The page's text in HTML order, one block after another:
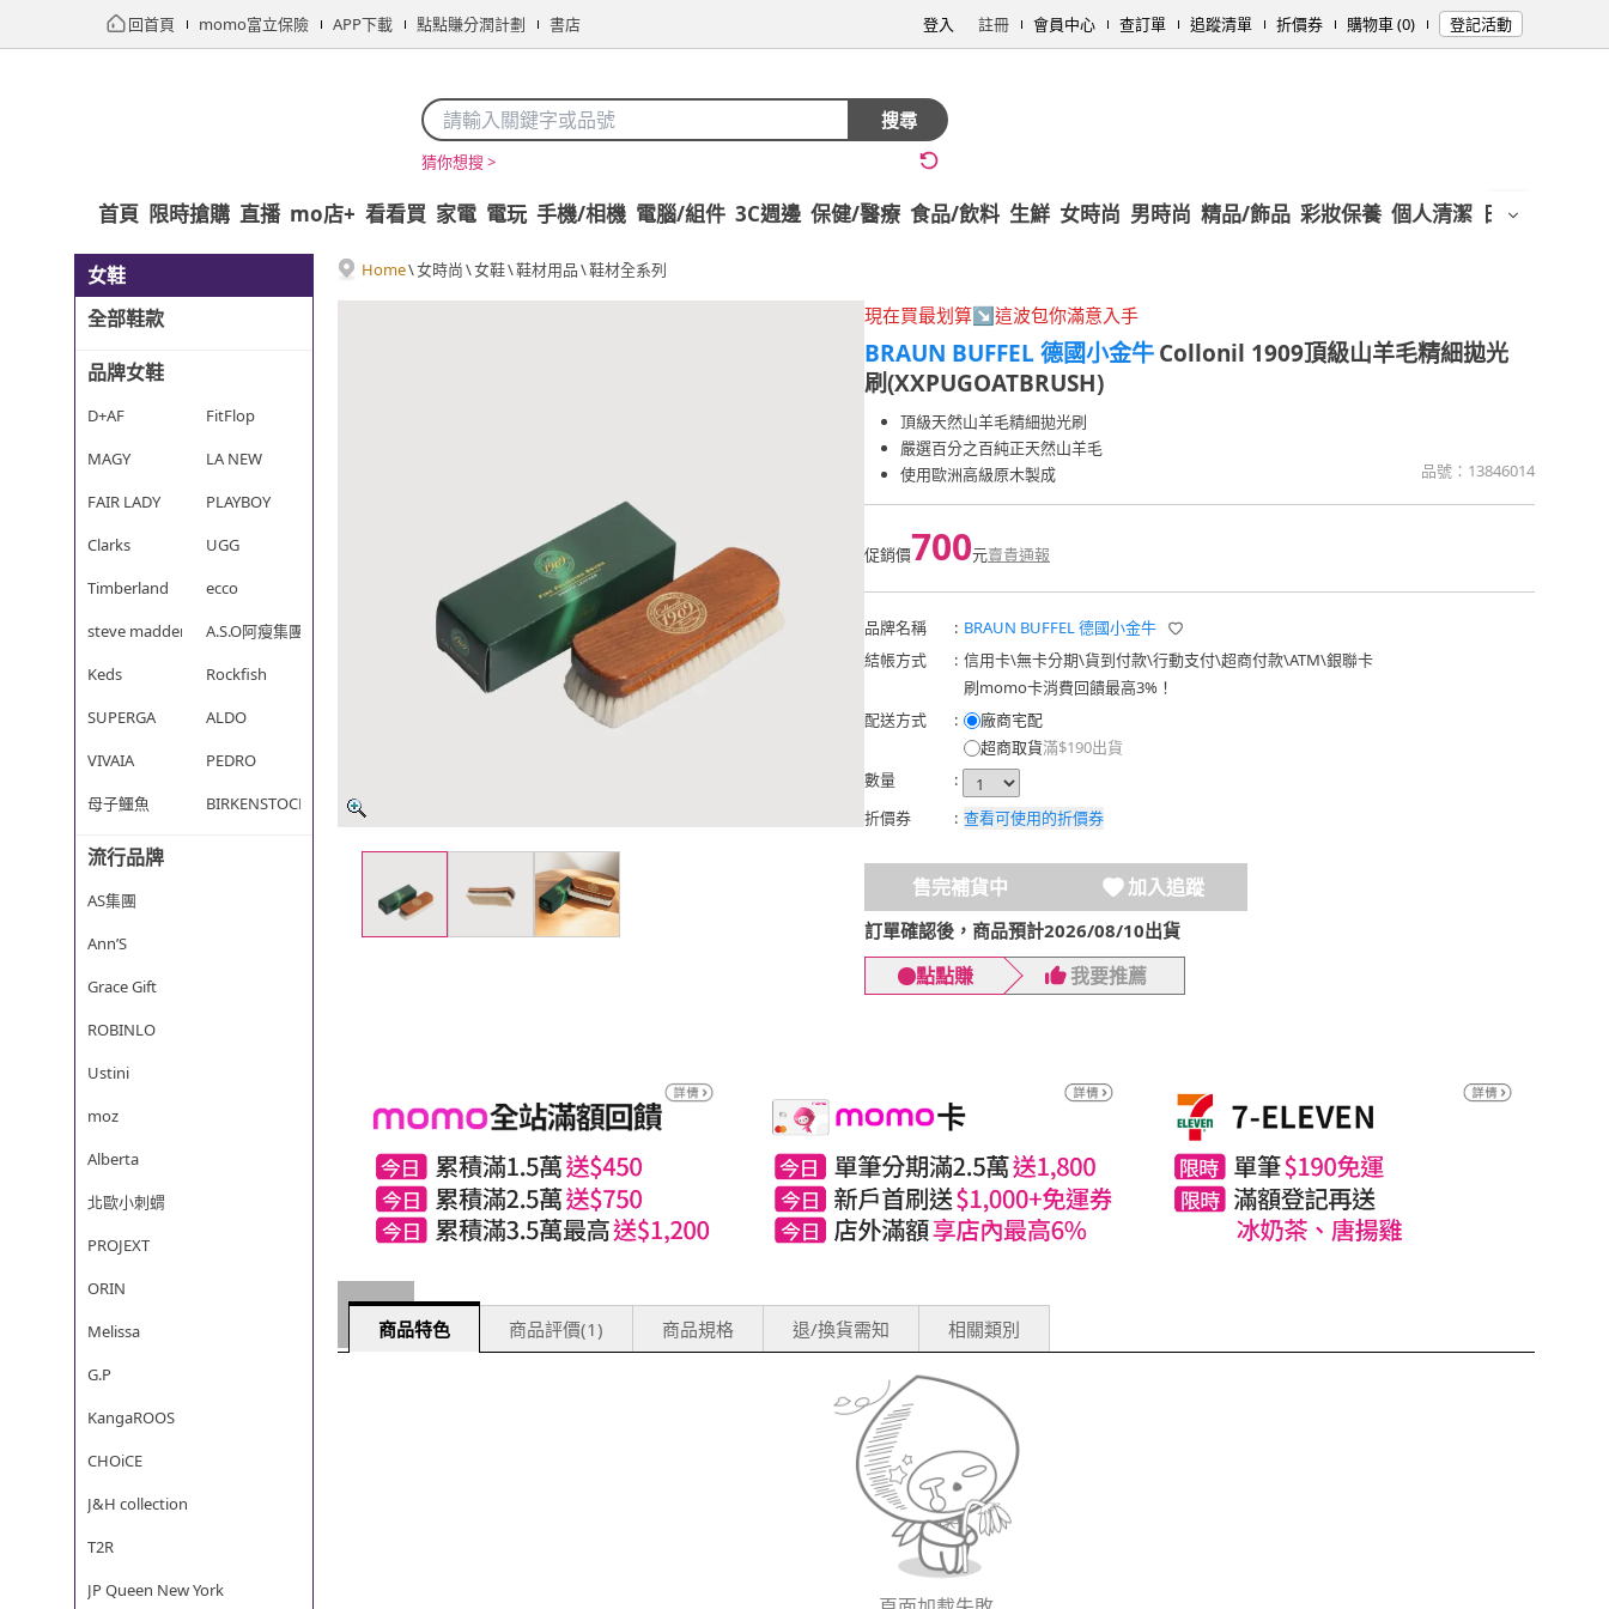
回首頁 momo富立保險 APP下載 點點賺分潤計劃 書店 登入 註冊 會員中心 查訂單 追蹤清單 折價券 購物車 (0) 登記活動
搜尋
猜你想搜 >
首頁 限時搶購 直播 mo店+ 看看買 家電 電玩 手機/相機 電腦/組件 3C週邊 保健/醫療 食品/飲料 生鮮 女時尚 男時尚 精品/飾品 彩妝保養 個人清潔 日用/紙品
女鞋
全部鞋款
品牌女鞋
D+AF
FitFlop
MAGY
LA NEW
FAIR LADY
PLAYBOY
Clarks
UGG
Timberland
ecco
steve madden
A.S.O阿瘦集團
Keds
Rockfish
SUPERGA
ALDO
VIVAIA
PEDRO
母子鱷魚
BIRKENSTOCK勃肯
流行品牌
AS集團
Ann’S
Grace Gift
ROBINLO
Ustini
moz
Alberta
北歐小刺蝟
PROJEXT
ORIN
Melissa
G.P
KangaROOS
CHOiCE
J&H collection
T2R
JP Queen New York
Home\女時尚\女鞋\鞋材用品\鞋材全系列
現在買最划算↘這波包你滿意入手
BRAUN BUFFEL 德國小金牛Collonil 1909頂級山羊毛精細拋光
刷(XXPUGOATBRUSH)
頂級天然山羊毛精細拋光刷
嚴選百分之百純正天然山羊毛
使用歐洲高級原木製成
品號： 13846014
促銷價700元賣貴通報
品牌名稱 : BRAUN BUFFEL 德國小金牛
結帳方式
: 信用卡\無卡分期\貨到付款\行動支付\超商付款\ATM\銀聯卡
刷momo卡消費回饋最高3%！
配送方式
:
廠商宅配
超商取貨滿$190出貨
數量
:
折價券
: 查看可使用的折價券
售完補貨中 加入追蹤
訂單確認後，商品預計2026/08/10出貨
點點賺 我要推薦
商品特色 商品評價(1) 商品規格 退/換貨需知 相關類別